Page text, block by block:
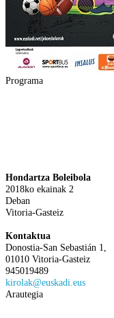
Programa
Hondartza Boleibola
2018ko ekainak 2
Deban
Vitoria-Gasteiz
Kontaktua
Donostia-San Sebastián 1,
01010 Vitoria-Gasteiz
945019489
kirolak@euskadi.eus
Arautegia